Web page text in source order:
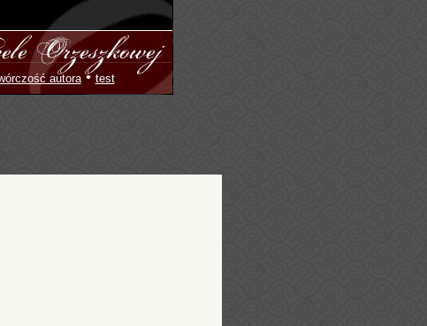
autora•test